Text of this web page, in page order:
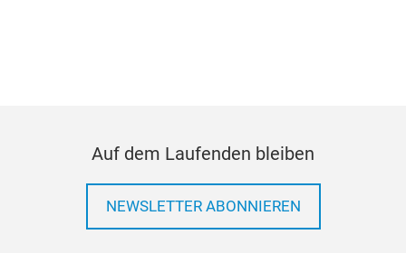
Auf dem Laufenden bleiben
NEWSLETTER ABONNIEREN